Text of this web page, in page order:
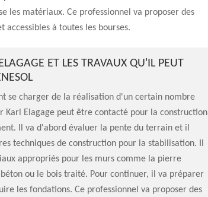
les matériaux. Ce professionnel va proposer des
accessibles à toutes les bourses.
ET LES TRAVAUX QU'IL PEUT
se charger de la réalisation d'un certain nombre
Karl Elagage peut être contacté pour la construction
Il va d'abord évaluer la pente du terrain et il
techniques de construction pour la stabilisation. Il
appropriés pour les murs comme la pierre
ou le bois traité. Pour continuer, il va préparer
les fondations. Ce professionnel va proposer des